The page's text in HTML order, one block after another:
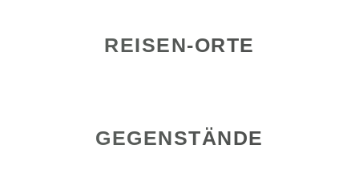
REISEN-ORTE
GEGENSTÄNDE